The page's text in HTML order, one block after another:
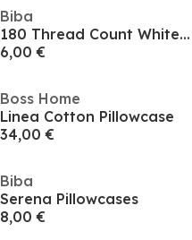
Biba
180 Thread Count White Pillowcase Pair
6,00 €
Boss Home
Linea Cotton Pillowcase
34,00 €
Biba
Serena Pillowcases
8,00 €